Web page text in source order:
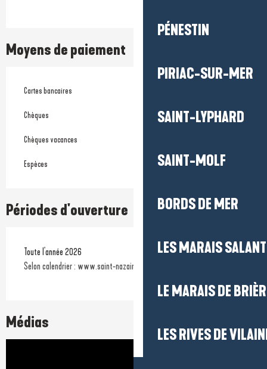
PÉNESTIN
PIRIAC-SUR-MER
SAINT-LYPHARD
SAINT-MOLF
BORDS DE MER
LES MARAIS
LE MARAIS DE
LES RIVES DE
Moyens de paiement
Cartes bancaires
Chèques
Chèques vacances
Espèces
Périodes d'ouverture
Toute l'année 2026
Selon calendrier : www.saint-nazaire-tourisme.com
Médias